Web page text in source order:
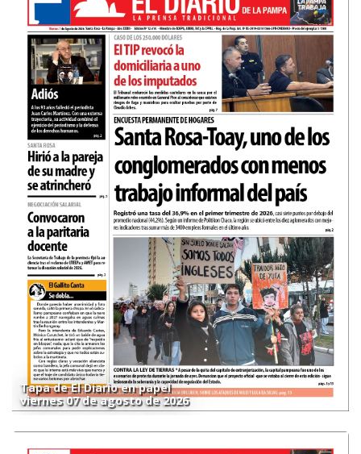
Tapa de El Diario en papel
viernes 07 de agosto de 2026